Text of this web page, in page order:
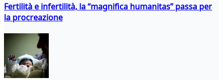
Fertilità e infertilità, la “magnifica humanitas” passa per
la procreazione